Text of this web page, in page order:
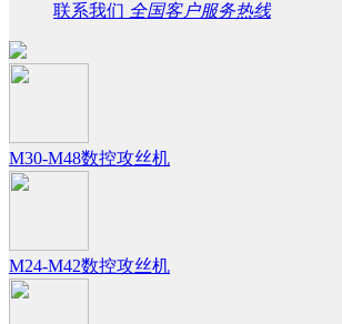
联系我们 全国客户服务热线
M30-M48数控攻丝机
M24-M42数控攻丝机